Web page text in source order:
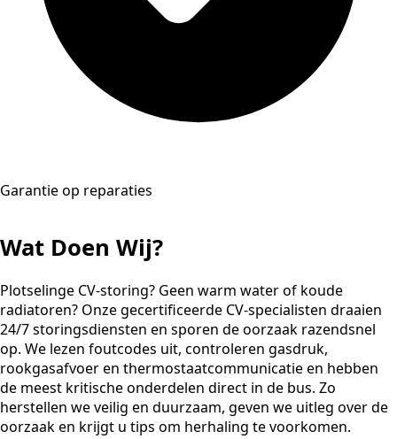
Garantie op reparaties
Wat Doen Wij?
Plotselinge CV-storing? Geen warm water of koude
radiatoren? Onze gecertificeerde CV-specialisten draaien
24/7 storingsdiensten en sporen de oorzaak razendsnel
op. We lezen foutcodes uit, controleren gasdruk,
rookgasafvoer en thermostaatcommunicatie en hebben
de meest kritische onderdelen direct in de bus. Zo
herstellen we veilig en duurzaam, geven we uitleg over de
oorzaak en krijgt u tips om herhaling te voorkomen.